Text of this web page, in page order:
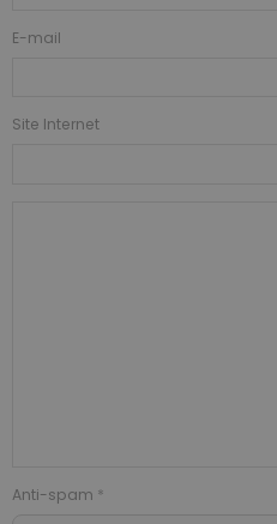
E-mail
Site Internet
Anti-spam